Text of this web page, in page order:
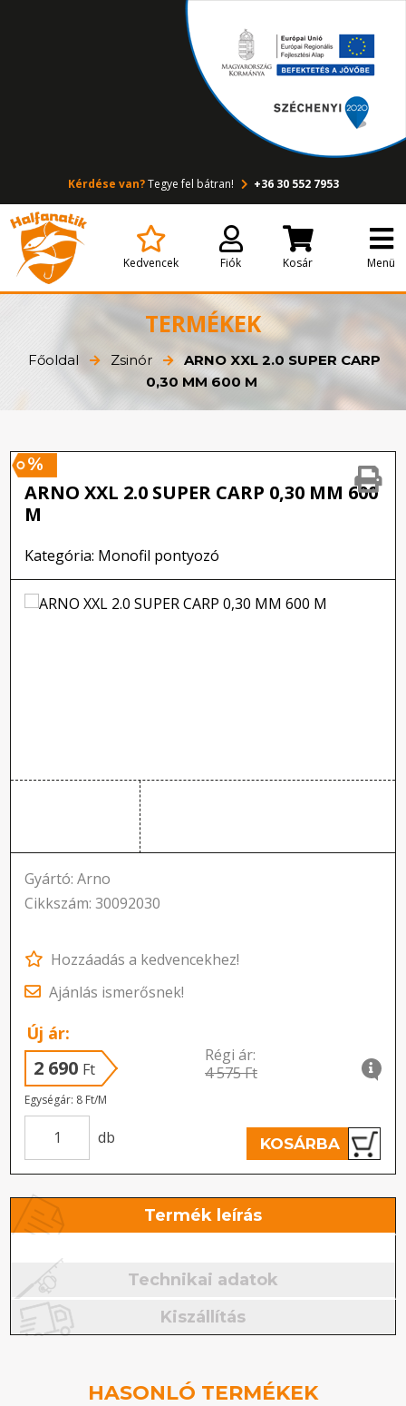
Kérdése van?Tegye fel bátran! +36 30 552 7953
Kedvencek Fiók Kosár Menü
TERMÉKEK
Főoldal Zsinór
ARNO XXL 2.0 SUPER CARP
0,30 MM 600 M
%
ARNO XXL 2.0 SUPER CARP 0,30 MM 600
M
Kategória: Monofil pontyozó
Gyártó: Arno
Cikkszám: 30092030
Hozzáadás a kedvencekhez!
Ajánlás ismerősnek!
Új ár:
2 690 Ft
Régi ár:
4 575 Ft
Egységár: 8 Ft/M
db KOSÁRBA
Termék leírás
Technikai adatok
Kiszállítás
HASONLÓ TERMÉKEK